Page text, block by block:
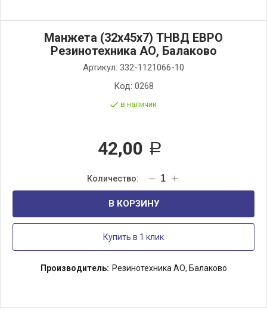
Манжета (32х45х7) ТНВД ЕВРО
Резинотехника АО, Балаково
Артикул: 332-1121066-10
Код: 0268
в наличии
42,00 Р
В КОРЗИНУ
Купить в 1 клик
Производитель: Резинотехника АО, Балаково